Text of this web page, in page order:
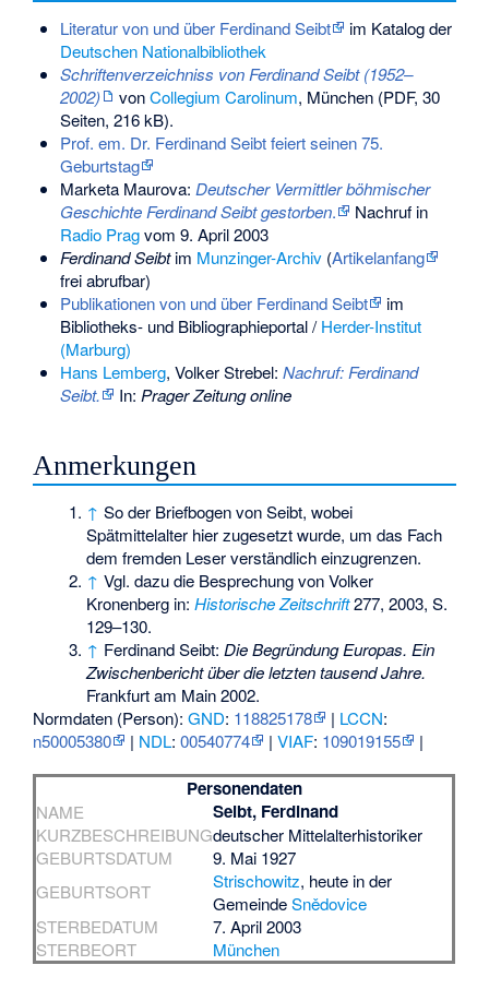
Literatur von und über Ferdinand Seibt
im Katalog der
Deutschen Nationalbibliothek
Schriftenverzeichniss von Ferdinand Seibt (1952–
2002)
vonCollegium Carolinum, München (PDF, 30
Seiten, 216 kB).
Prof. em. Dr. Ferdinand Seibt feiert seinen 75.
Geburtstag
Marketa Maurova: Deutscher Vermittler böhmischer
Geschichte Ferdinand Seibt gestorben.
Nachruf in
Radio Pragvom 9. April 2003
Ferdinand Seibtim Munzinger-Archiv(Artikelanfang
frei abrufbar)
Publikationen von und über Ferdinand Seibt
im
Bibliotheks- und Bibliographieportal /Herder-Institut
(Marburg)
Hans Lemberg, Volker Strebel: Nachruf: Ferdinand
Seibt.
In: Prager Zeitung online
Anmerkungen
↑ So der Briefbogen von Seibt, wobei
Spätmittelalter hier zugesetzt wurde, um das Fach
dem fremden Leser verständlich einzugrenzen.
↑ Vgl. dazu die Besprechung von Volker
Kronenberg in:Historische Zeitschrift277, 2003, S.
129–130.
↑ Ferdinand Seibt:Die Begründung Europas. Ein
Zwischenbericht über die letzten tausend Jahre.
Frankfurt am Main 2002.
Normdaten (Person):GND: 118825178 | LCCN:
n50005380
| NDL:00540774 |VIAF: 109019155 |
Personendaten
NAME Seibt, Ferdinand
KURZBESCHREIBUNGdeutscher Mittelalterhistoriker
GEBURTSDATUM
9. Mai 1927
GEBURTSORT
Strischowitz, heute in der
GemeindeSnědovice
STERBEDATUM
7. April 2003
STERBEORT
München